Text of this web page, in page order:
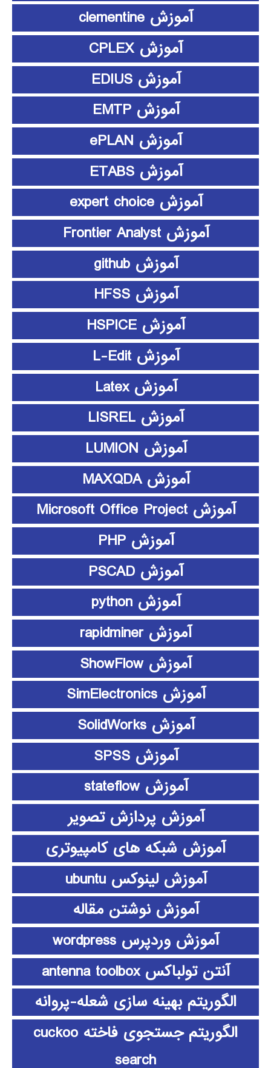
آموزش clementine
آموزش CPLEX
آموزش EDIUS
آموزش EMTP
آموزش ePLAN
آموزش ETABS
آموزش expert choice
آموزش Frontier Analyst
آموزش github
آموزش HFSS
آموزش HSPICE
آموزش L-Edit
آموزش Latex
آموزش LISREL
آموزش LUMION
آموزش MAXQDA
آموزش Microsoft Office Project
آموزش PHP
آموزش PSCAD
آموزش python
آموزش rapidminer
آموزش ShowFlow
آموزش SimElectronics
آموزش SolidWorks
آموزش SPSS
آموزش stateflow
آموزش پردازش تصویر
آموزش شبکه های کامپیوتری
آموزش لینوکس ubuntu
آموزش نوشتن مقاله
آموزش وردپرس wordpress
آنتن تولباکس antenna toolbox
الگوریتم بهینه سازی شعله-پروانه
الگوریتم جستجوی فاخته cuckoo
search